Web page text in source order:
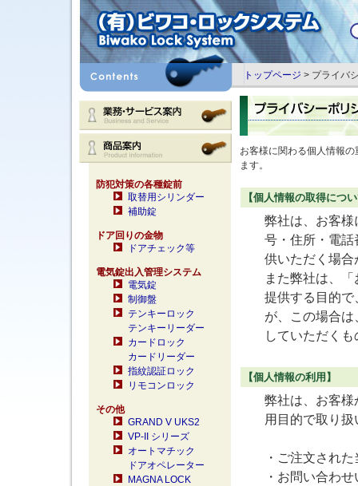
防犯対策の各種錠前
取替用シリンダー
補助錠
ドア回りの金物
ドアチェック等
電気錠出入管理システム
電気錠
制御盤
テンキーロック
テンキーリーダー
カードロック
カードリーダー
指紋認証ロック
リモコンロック
その他
GRAND V UKS2
VP-II シリーズ
オートマチック
ドアオペレーター
MAGNA LOCK
トップページ > プライバ
お客様に関わる個人情報
ます。
【個人情報の取得につ
弊社は、お客
号・住所・電
供いただく場
また弊社は、
提供する目的
が、この場合
していただく
【個人情報の利用】
弊社は、お客
用目的で取り
・ご注文され
・お問い合わ